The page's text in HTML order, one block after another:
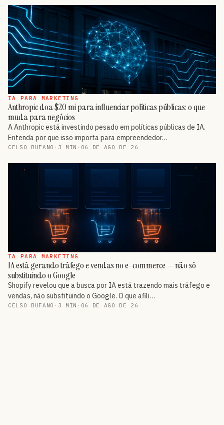
IA PARA MARKETING
Anthropic doa $20 mi para influenciar políticas públicas: o que
muda para negócios
A Anthropic está investindo pesado em políticas públicas de IA.
Entenda por que isso importa para empreendedor…
CELSO BUFANO · 3 MIN · 06 DE AGO DE 26
IA PARA MARKETING
IA está gerando tráfego e vendas no e-commerce — não só
substituindo o Google
Shopify revelou que a busca por IA está trazendo mais tráfego e
vendas, não substituindo o Google. O que afili…
CELSO BUFANO · 3 MIN · 06 DE AGO DE 26